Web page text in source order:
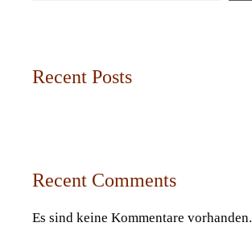
Recent Posts
Recent Comments
Es sind keine Kommentare vorhanden.